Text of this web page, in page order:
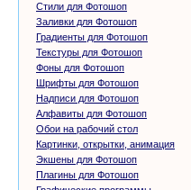
Стили для Фотошоп
Заливки для Фотошоп
Градиенты для Фотошоп
Текстуры для Фотошоп
Фоны для Фотошоп
Шрифты для Фотошоп
Надписи для Фотошоп
Алфавиты для Фотошоп
Обои на рабочий стол
Картинки, открытки, анимация
Экшены для Фотошоп
Плагины для Фотошоп